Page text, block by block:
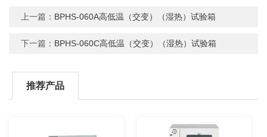
上一篇： BPHS-060A高低温（交变）（湿热）试验箱
下一篇： BPHS-060C高低温（交变）（湿热）试验箱
推荐产品